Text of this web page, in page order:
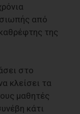
από
της
στο
κλείσει τα
μαθητές
κάτι